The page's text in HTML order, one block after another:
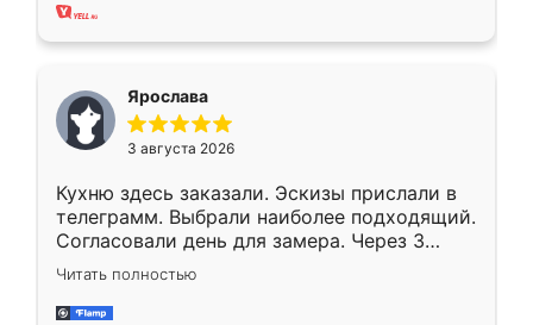
Ярослава
3 августа 2026
Кухню здесь заказали. Эскизы прислали в
телеграмм. Выбрали наиболее подходящий.
Согласовали день для замера. Через 3
недели кухня была уже готова. Остались
довольны работой. Спасибо Ренессанс
мебель за качественную работу!
Читать полностью